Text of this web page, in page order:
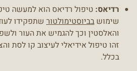
רדיאס: טיפול רדיאס הוא למעשה
שימוש בביוסטימולטור שתפקידו
והאלסטין וכך להגמיש את העור
זהו טיפול אידיאלי לעיצוב קו לסת
בכלל.